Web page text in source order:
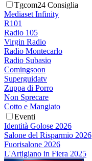
Tgcom24 Consiglia
Mediaset Infinity
R101
Radio 105
Virgin Radio
Radio Montecarlo
Radio Subasio
Comingsoon
Superguidatv
Zuppa di Porro
Non Sprecare
Cotto e Mangiato
Eventi
Identità Golose 2026
Salone del Risparmio 2026
Fuorisalone 2026
L'Artigiano in Fiera 2025